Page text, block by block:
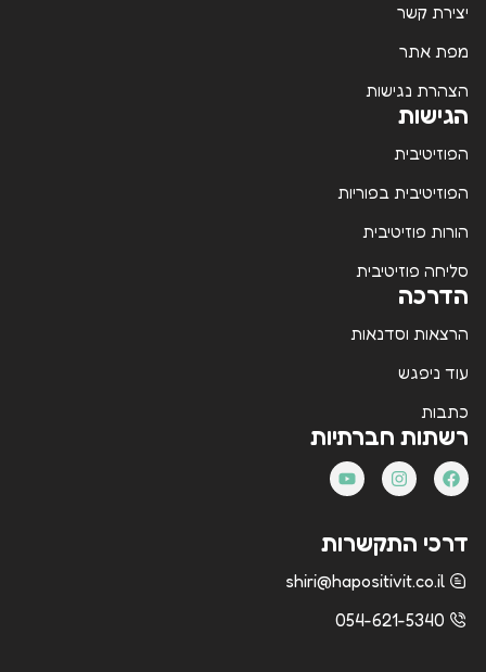
יצירת קשר
מפת אתר
הצהרת נגישות
הגישות
הפוזיטיבית
הפוזיטיבית בפוריות
הורות פוזיטיבית
סליחה פוזיטיבית
הדרכה
הרצאות וסדנאות
עוד ניפגש
כתבות
רשתות חברתיות
דרכי התקשרות
shiri@hapositivit.co.il
054-621-5340